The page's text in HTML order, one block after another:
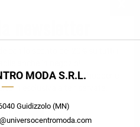
MODA S.R.L.
Guidizzolo (MN)
dei nostri personal shopper e
in esclusiva a te riservate.